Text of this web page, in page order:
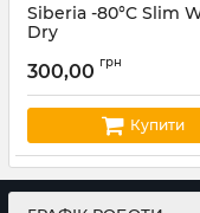
Siberia -80°C Slim
Dry
300,00 грн
Купити